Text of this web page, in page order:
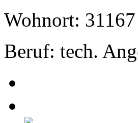
Wohnort:
Beruf: tech.